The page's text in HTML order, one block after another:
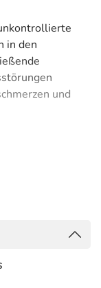
in den
und
Funktion